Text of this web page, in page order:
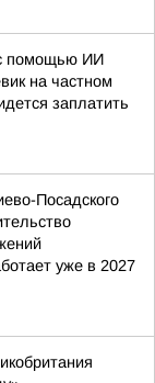
помощью ИИ
на частном
заплатить
Посадского
уже в 2027